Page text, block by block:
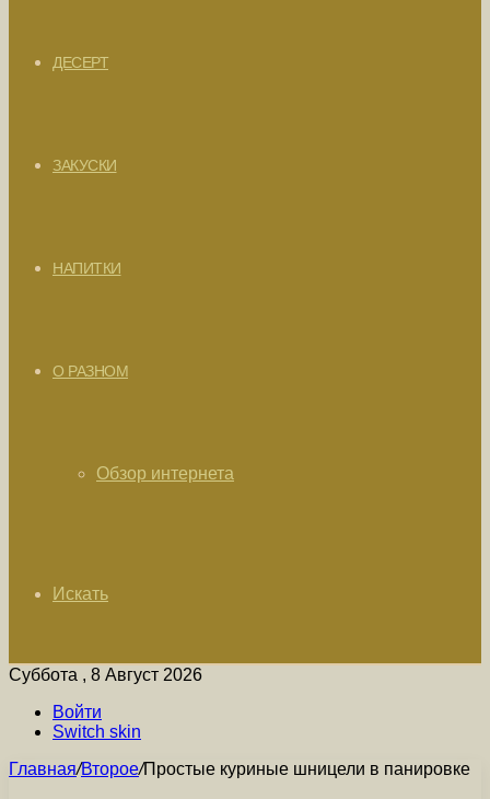
ДЕСЕРТ
ЗАКУСКИ
НАПИТКИ
О РАЗНОМ
Обзор интернета
Искать
Суббота , 8 Август 2026
Войти
Switch skin
Главная/Второе/Простые куриные шницели в панировке